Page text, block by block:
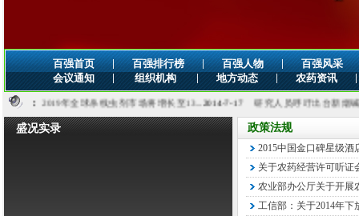
百强首页 | 百强排行榜 | 百强人物 |
百强风采
会议通知
| 组织机构 | 地方动态 | 农药资讯 |
2019年全球杀线虫剂市场将增长至13...2014-7-17 研究人员呼吁出台新烟碱类农药
盛况实录 政策法规
2015中国金口碑星级酒
关于农药经营许可听证
农业部办公厅关于开展
工信部：关于2014年下